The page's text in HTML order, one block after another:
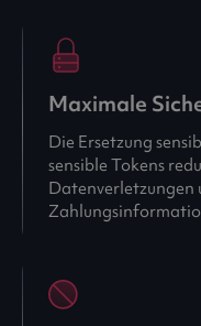
Maximale
Die Ersetzung
sensible Tokens
Datenverletzungen